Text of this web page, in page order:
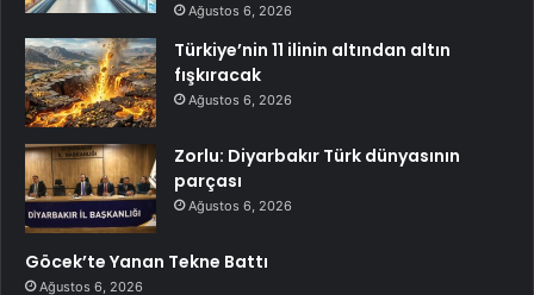
Ağustos 6, 2026
Türkiye’nin 11 ilinin altından altın
fışkıracak
Ağustos 6, 2026
Zorlu: Diyarbakır Türk dünyasının
parçası
Ağustos 6, 2026
Göcek’te Yanan Tekne Battı
Ağustos 6, 2026